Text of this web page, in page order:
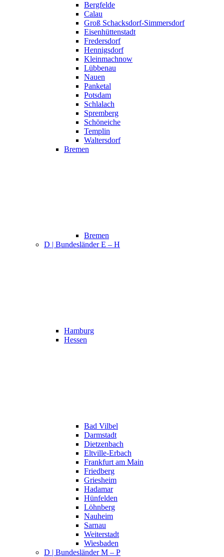
Bergfelde
Calau
Groß Schacksdorf-Simmersdorf
Eisenhüttenstadt
Fredersdorf
Hennigsdorf
Kleinmachnow
Lübbenau
Nauen
Panketal
Potsdam
Schlalach
Spremberg
Schöneiche
Templin
Waltersdorf
Bremen
Bremen
D | Bundesländer E – H
Hamburg
Hessen
Bad Vilbel
Darmstadt
Dietzenbach
Eltville-Erbach
Frankfurt am Main
Friedberg
Griesheim
Hadamar
Hünfelden
Löhnberg
Nauheim
Sarnau
Weiterstadt
Wiesbaden
D | Bundesländer M – P